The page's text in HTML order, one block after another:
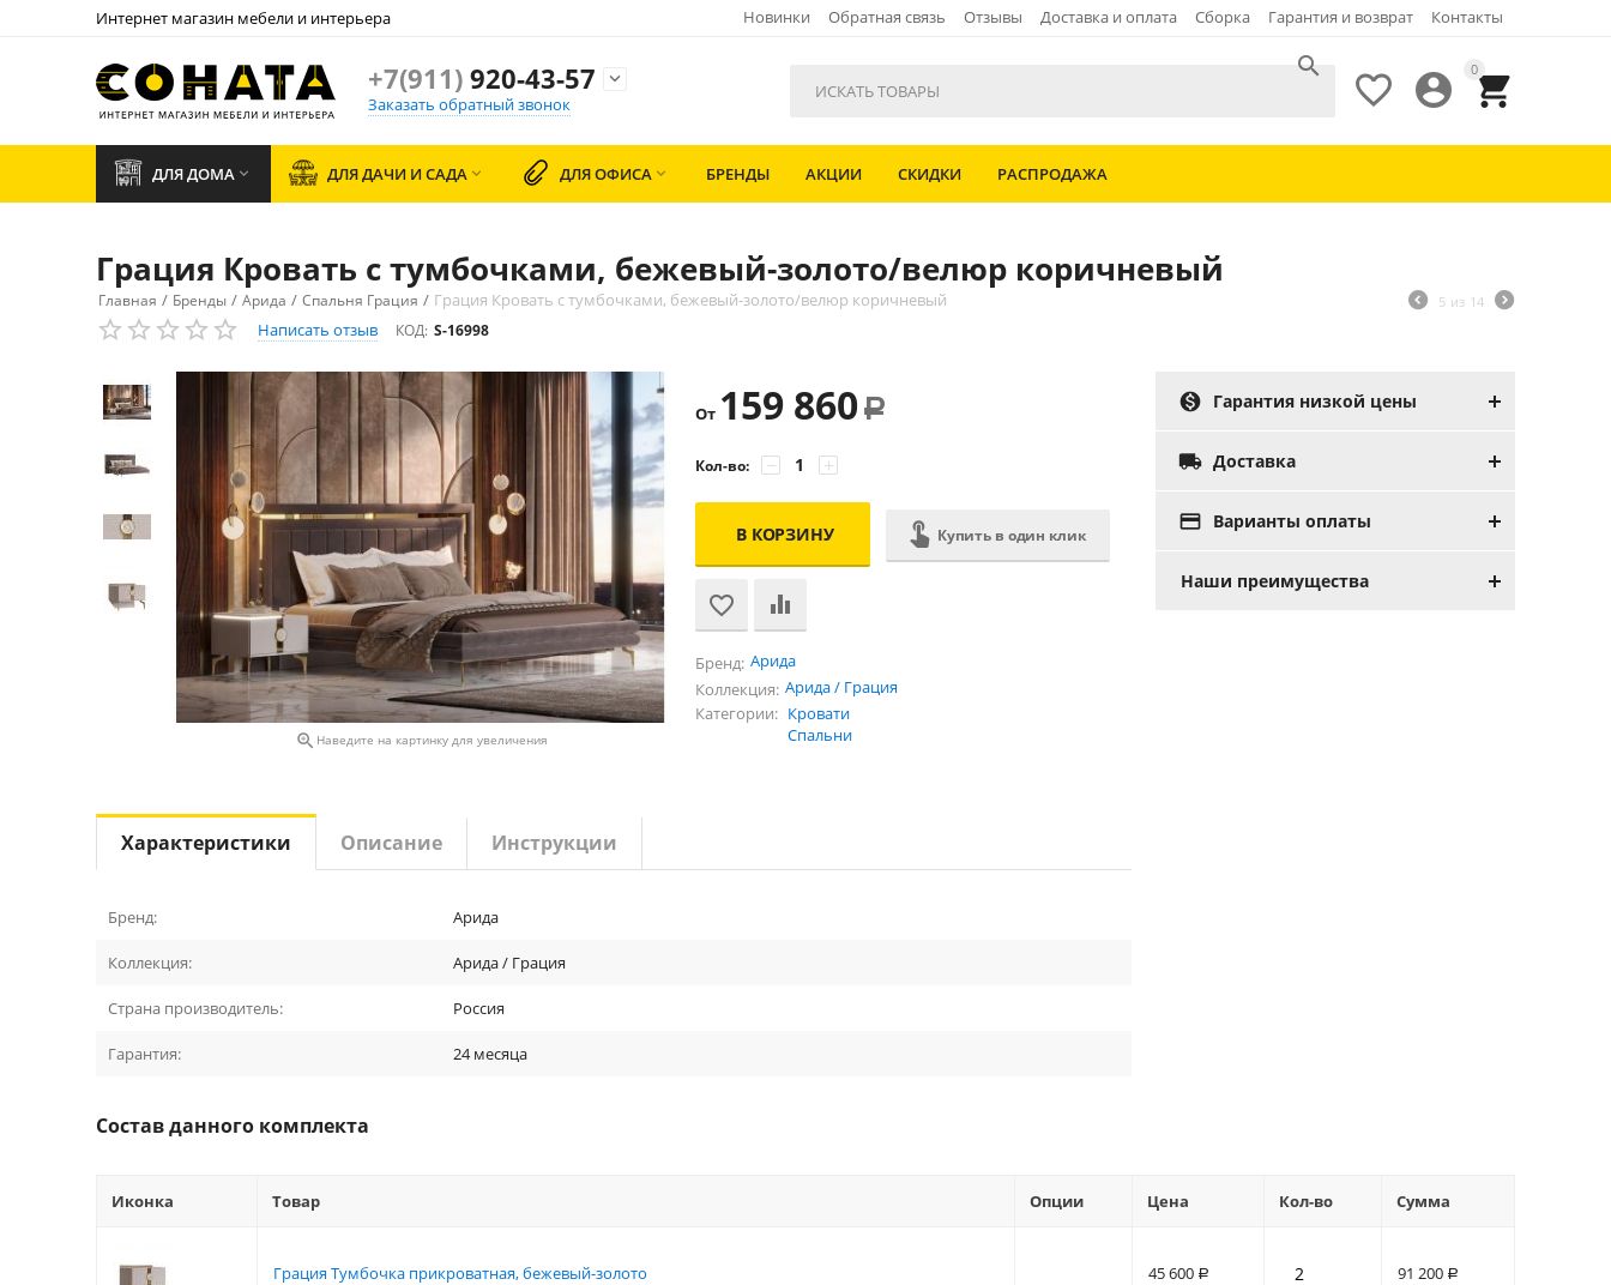
Интернет магазин мебели и интерьера Новинки Обратная связь Отзывы Доставка и оплата Сборка Гарантия и возврат Контакты
+7(911)920-43-57

Заказать обратный звонок
0



ДЛЯ ДОМА  ДЛЯ ДАЧИ И САДА  ДЛЯ ОФИСА  БРЕНДЫ АКЦИИ СКИДКИ РАСПРОДАЖА
Грация Кровать с тумбочками, бежевый-золото/велюр коричневый
Главная / Бренды / Арида / Спальня Грация / Грация Кровать с тумбочками, бежевый-золото/велюр коричневый 5 из 14
Написать отзыв КОД: S-16998
 Наведите на картинку для увеличения
От 159 860 Р
Кол-во: +
−
В КОРЗИНУ Купить в один клик
Бренд: Арида
Коллекция: Арида / Грация
Категории: Кровати
Спальни
 Гарантия низкой цены
 Доставка
 Варианты оплаты
Наши преимущества
Характеристики Описание Инструкции
Бренд: Арида
Коллекция: Арида / Грация
Страна производитель: Россия
Гарантия: 24 месяца
Состав данного комплекта
Иконка Товар Опции Цена Кол-во Сумма
Грация Тумбочка прикроватная, бежевый-золото 45 600 Р 91 200 Р